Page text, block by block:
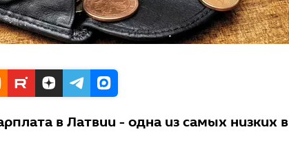
в Латвии - одна из самых низких в